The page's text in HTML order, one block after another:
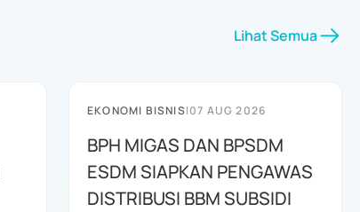
Lihat Semua
EKONOMI BISNIS|07 AUG 2026
BPH MIGAS DAN BPSDM
ESDM SIAPKAN PENGAWAS
DISTRIBUSI BBM SUBSIDI